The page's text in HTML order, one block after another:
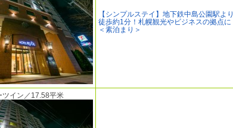
【シンプルステイ】地下鉄中島公園駅より
徒歩約1分！札幌観光やビジネスの拠点に
＜素泊まり＞
ツイン／17.58平米